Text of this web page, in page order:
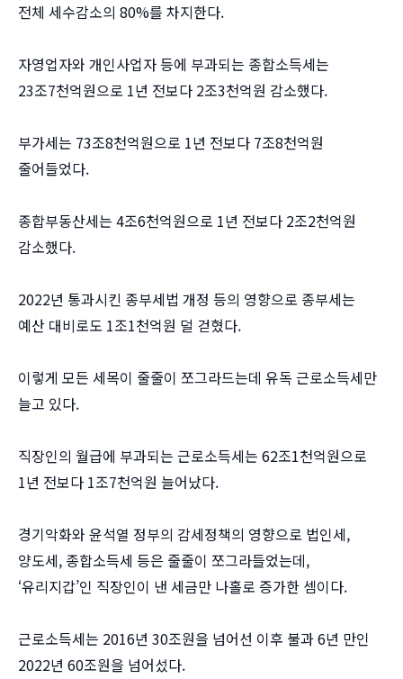
전체 세수감소의 80%를 차지한다.
자영업자와 개인사업자 등에 부과되는 종합소득세는
23조7천억원으로 1년 전보다 2조3천억원 감소했다.
부가세는 73조8천억원으로 1년 전보다 7조8천억원
줄어들었다.
종합부동산세는 4조6천억원으로 1년 전보다 2조2천억원
감소했다.
2022년 통과시킨 종부세법 개정 등의 영향으로 종부세는
예산 대비로도 1조1천억원 덜 걷혔다.
이렇게 모든 세목이 줄줄이 쪼그라드는데 유독 근로소득세만
늘고 있다.
직장인의 월급에 부과되는 근로소득세는 62조1천억원으로
1년 전보다 1조7천억원 늘어났다.
경기악화와 윤석열 정부의 감세정책의 영향으로 법인세,
양도세, 종합소득세 등은 줄줄이 쪼그라들었는데,
‘유리지갑’인 직장인이 낸 세금만 나홀로 증가한 셈이다.
근로소득세는 2016년 30조원을 넘어선 이후 불과 6년 만인
2022년 60조원을 넘어섰다.